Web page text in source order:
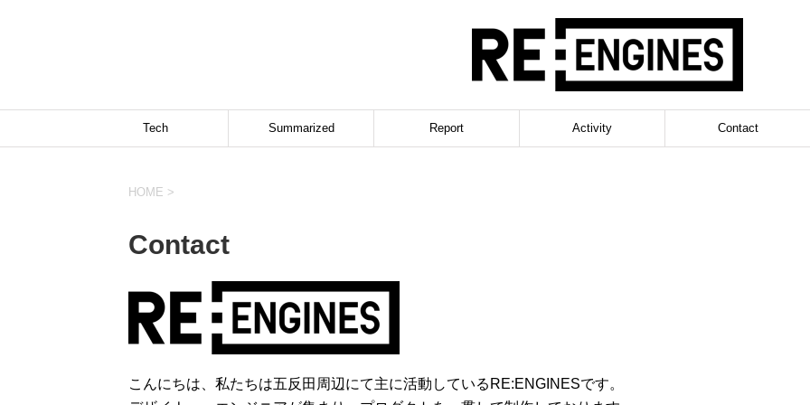
Tech Summarized Report Activity Contact
HOME >
Contact
こんにちは、私たちは五反田周辺にて主に活動しているRE:ENGINESです。